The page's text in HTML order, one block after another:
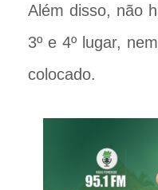
Além disso, não
3º e 4º lugar,
colocado.